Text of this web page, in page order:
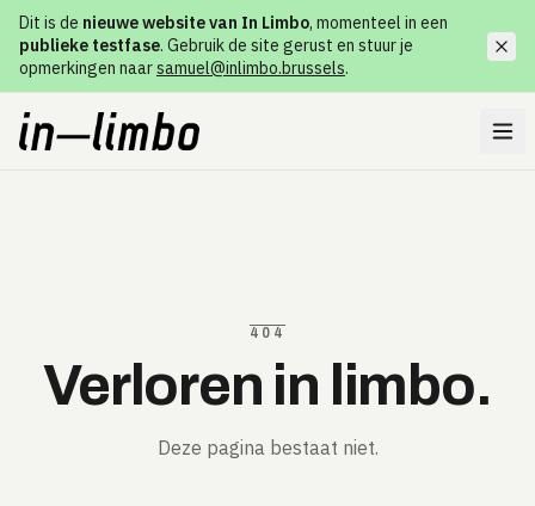
Dit is de nieuwe website van In Limbo, momenteel in een
publieke testfase. Gebruik de site gerust en stuur je
opmerkingen naarsamuel@inlimbo.brussels.
404
Verloren in limbo.
Deze pagina bestaat niet.